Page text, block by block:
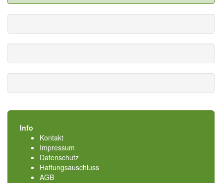
Info
Kontakt
Impressum
Datenschutz
Haftungsauschluss
AGB